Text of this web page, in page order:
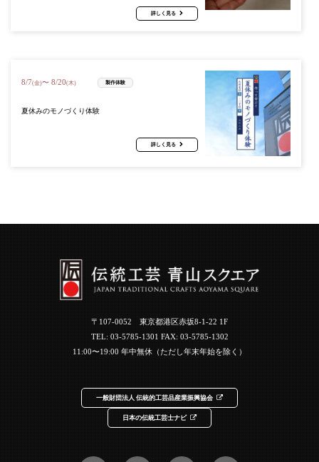
詳しく見る
8/7(金)〜 8/20(木) 製作体験
夏休みのモノづくり体験
詳しく見る
〒107-0052 東京都港区赤坂8-1-22 1F
TEL: 03-5785-1301 FAX: 03-5785-1302
11:00〜19:00 年中無休（ただし年末年始を除く）
一般財団法人 伝統的工芸品産業振興協会
日本の伝統工芸士ナビ